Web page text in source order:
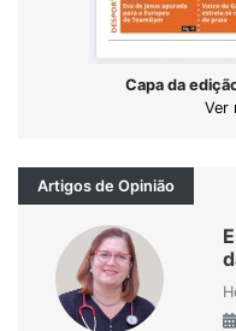
Capa da
Ver
Artigos de Opinião